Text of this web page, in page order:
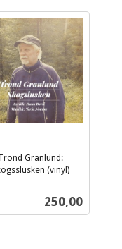
Granlund:
(vinyl)
Pris
250,00